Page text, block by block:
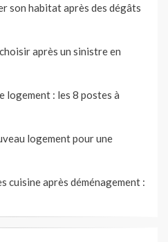
son habitat après des dégâts
après un sinistre en
logement : les 8 postes à
logement pour une
cuisine après déménagement :